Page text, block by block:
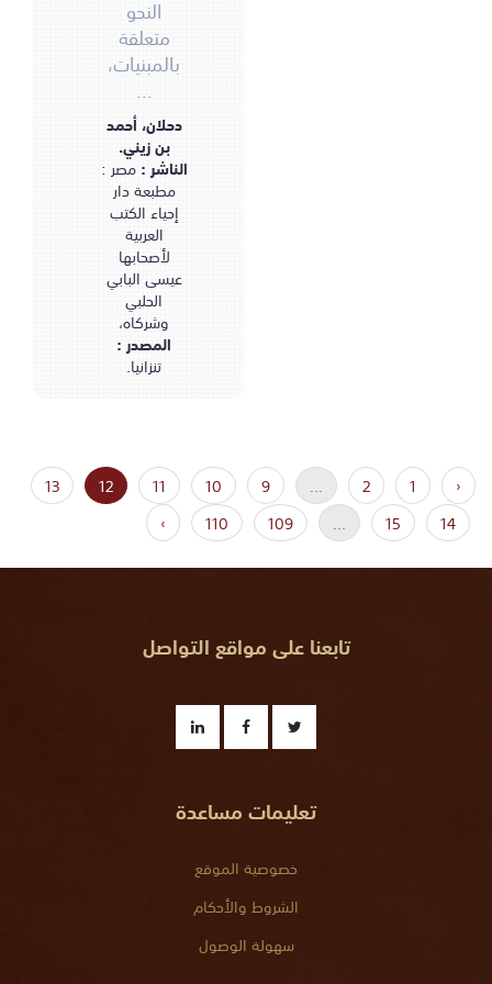
النحو
متعلقة
بالمبنيات،
...
دحلان، أحمد
بن زيني.
الناشر :مصر :
مطبعة دار
إحياء الكتب
العربية
لأصحابها
عيسى البابي
الحلبي
وشركاه،
المصدر :
تنزانيا.
‹
1
2
...
9
10
11
12
13
14
15
...
109
110
›
تابعنا على مواقع التواصل
تعليمات مساعدة
خصوصية الموقع
الشروط والأحكام
سهولة الوصول